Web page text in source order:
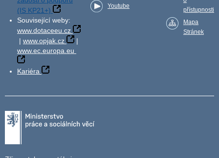
(IS KP21+)
Související weby:
www.dotaceeu.cz
| www.opjak.cz
|
www.ec.europa.eu
Kariéra
Youtube
přístupnosti
Mapa
Stránek